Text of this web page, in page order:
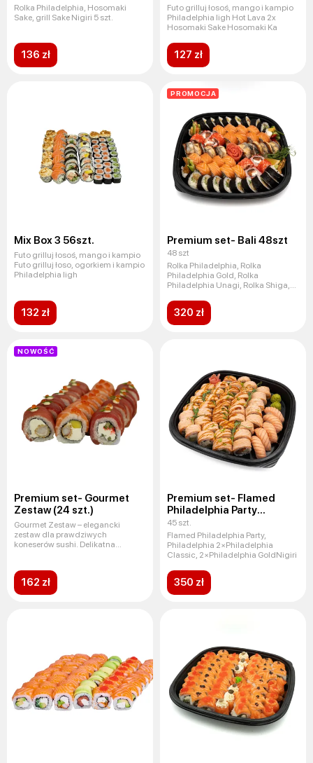
Rolka Philadelphia, Hosomaki
Sake, grill Sake Nigiri 5 szt.
136 zł
Futo grilluj łosoś, mango i kampio
Philadelphia ligh Hot Lava 2x
Hosomaki Sake Hosomaki Ka
127 zł
Mix Box 3 56szt.
Futo grilluj łosoś, mango i kampio
Futo grilluj łoso, ogorkiem i kampio
Philadelphia ligh
132 zł
PROMOCJA
Premium set- Bali 48szt
48 szt
Rolka Philadelphia, Rolka
Philadelphia Gold, Rolka
Philadelphia Unagi, Rolka Shiga,
320 zł
NOWOŚĆ
Premium set- Gourmet
Zestaw (24 szt.)
Gourmet Zestaw – elegancki
zestaw dla prawdziwych
koneserów sushi. Delikatna
162 zł
Premium set- Flamed
Philadelphia Party
(45 szt.)
45 szt.
Flamed Philadelphia Party,
Philadelphia 2×Philadelphia
Classic, 2×Philadelphia GoldNigiri
350 zł